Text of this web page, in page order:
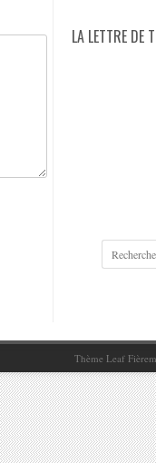
LA LETTRE DE
Recherche
Thème Leaf